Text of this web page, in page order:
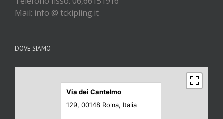
Mail: info @ tckipling.it
DOVE SIAMO
Via dei Cantelmo
129, 00148 Roma, Italia